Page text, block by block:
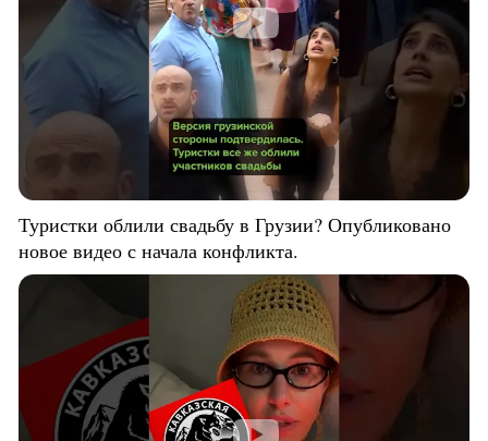
Туристки облили свадьбу в Грузии? Опубликовано
новое видео с начала конфликта.